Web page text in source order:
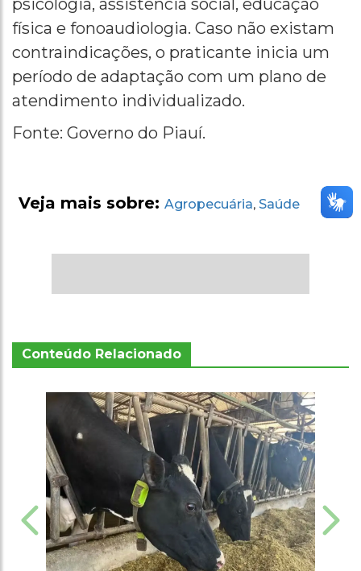
psicologia, assistência social, educação
física e fonoaudiologia. Caso não existam
contraindicações, o praticante inicia um
período de adaptação com um plano de
atendimento individualizado.
Fonte: Governo do Piauí.
Veja mais sobre: Agropecuária, Saúde
Conteúdo Relacionado